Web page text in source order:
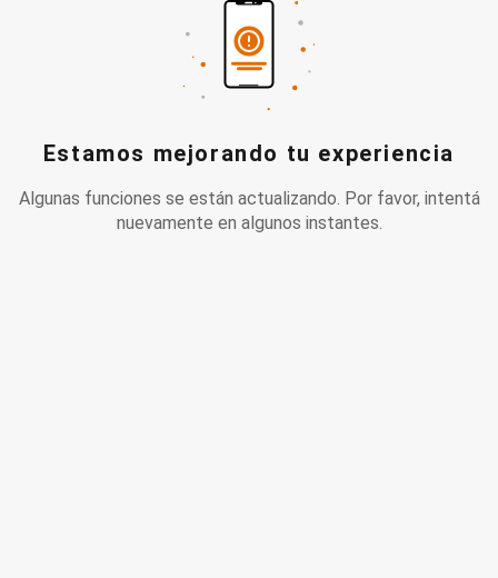
Estamos mejorando tu experiencia
Algunas funciones se están actualizando. Por favor, intentá
nuevamente en algunos instantes.